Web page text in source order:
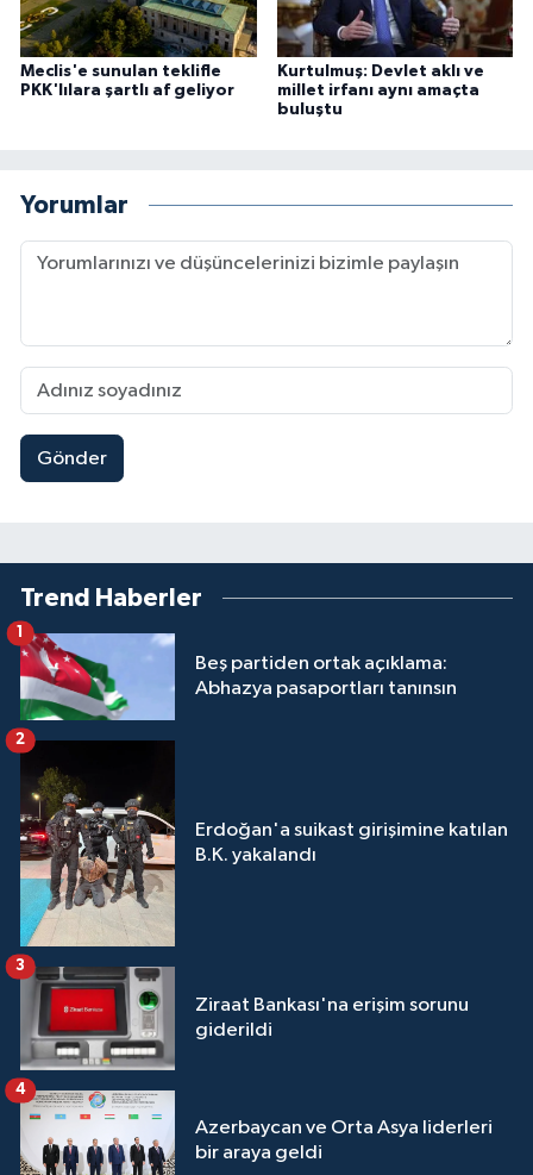
Meclis'e sunulan teklifle
PKK'lılara şartlı af geliyor
Kurtulmuş: Devlet aklı ve
millet irfanı aynı amaçta
buluştu
Yorumlar
Gönder
Trend Haberler
Beş partiden ortak açıklama:
Abhazya pasaportları tanınsın
1
Erdoğan'a suikast girişimine katılan
B.K. yakalandı
2
Ziraat Bankası'na erişim sorunu
giderildi
3
Azerbaycan ve Orta Asya liderleri
bir araya geldi
4